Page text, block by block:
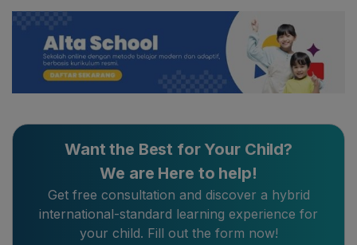
Want the Best for Your Child?
We are Here to help!
Get free consultation and discover a hybrid
international-standard learning experience for
your child. Fill out the form now!